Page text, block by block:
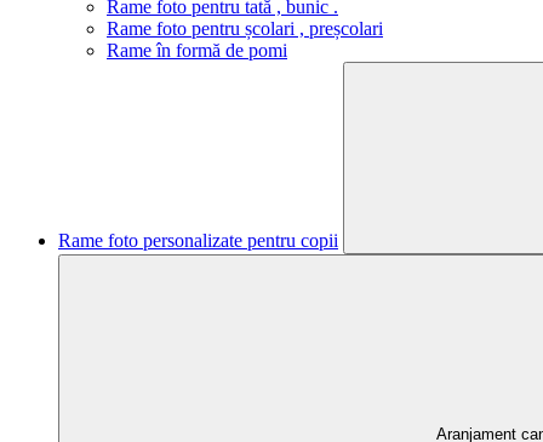
Rame foto pentru tată , bunic .
Rame foto pentru școlari , preșcolari
Rame în formă de pomi
Rame foto personalizate pentru copii
Aranjament